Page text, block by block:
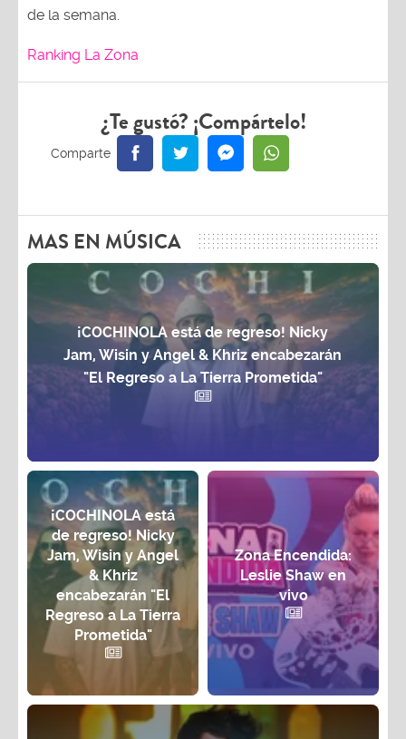
de la semana.
Ranking La Zona
¿Te gustó? ¡Compártelo!
MAS EN MÚSICA
¡COCHINOLA está de regreso! Nicky
Jam, Wisin y Angel & Khriz encabezarán
"El Regreso a La Tierra Prometida"
¡COCHINOLA está
de regreso! Nicky
Jam, Wisin y Angel
& Khriz
encabezarán "El
Regreso a La Tierra
Prometida"
Zona Encendida:
Leslie Shaw en
vivo